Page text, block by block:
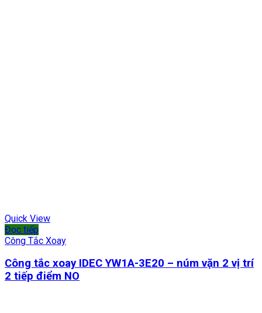
Quick View
Đọc tiếp
Công Tắc Xoay
Công tắc xoay IDEC YW1A-3E20 – núm vặn 2 vị trí
2 tiếp điểm NO